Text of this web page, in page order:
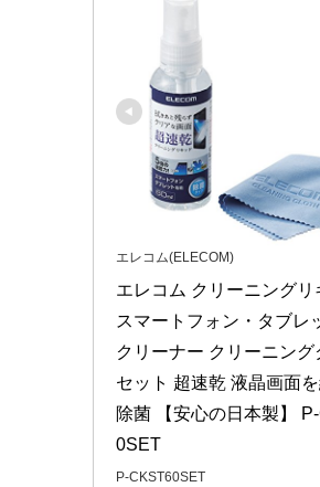
エレコム(ELECOM)
エレコム クリーニングリ
スマートフォン・タブレ
クリーナー クリーニング
セット 超速乾 液晶画面
除菌 【安心の日本製】
0SET
P-CKST60SET